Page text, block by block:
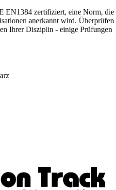
EN1384 zertifiziert, eine Norm, die
anerkannt wird. Überprüfen
Ihrer Disziplin - einige Prüfungen